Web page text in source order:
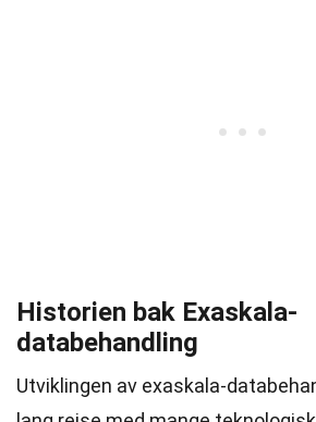
Historien bak Exaskala-
databehandling
Utviklingen av exaskala-